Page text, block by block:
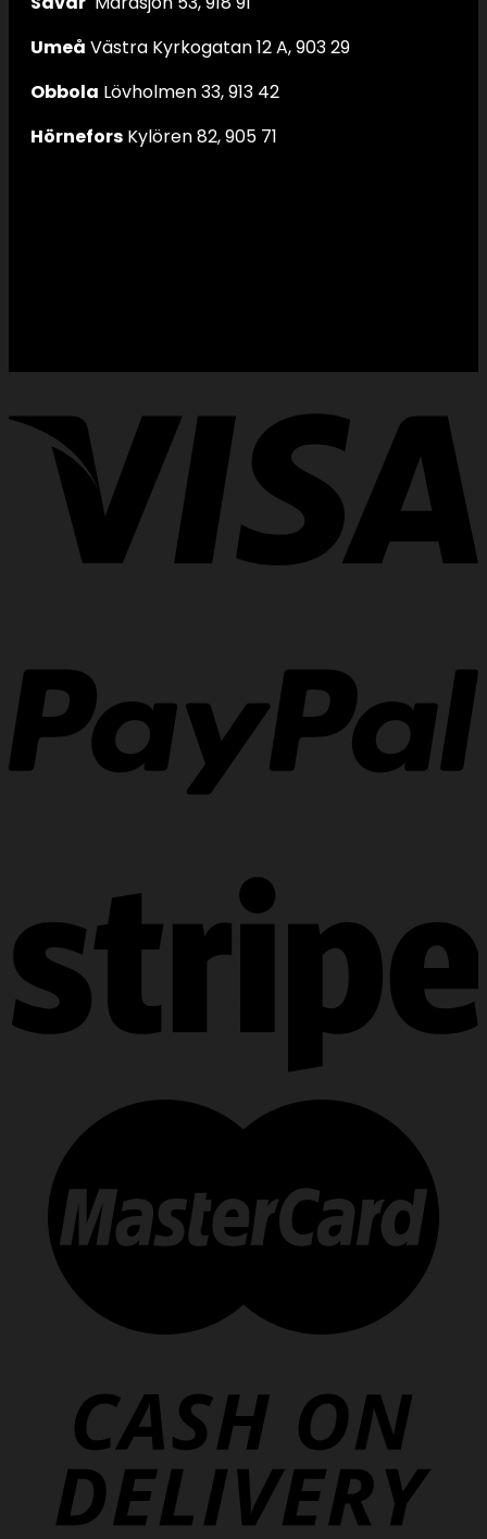
Umeå Västra Kyrkogatan 12 A, 903 29
Obbola Lövholmen 33, 913 42
Hörnefors Kylören 82, 905 71